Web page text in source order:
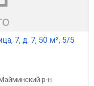
7, д. 7, 50 м², 5/5
Майминский р-н